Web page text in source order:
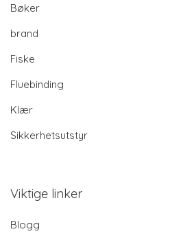
Bøker
brand
Fiske
Fluebinding
Klær
Sikkerhetsutstyr
Viktige linker
Blogg